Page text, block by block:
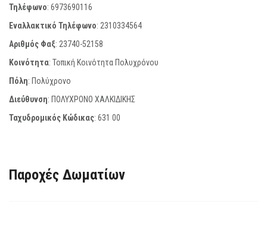
Τηλέφωνο: 6973690116
Εναλλακτικό Τηλέφωνο: 2310334564
Αριθμός Φαξ: 23740-52158
Κοινότητα: Τοπική Κοινότητα Πολυχρόνου
Πόλη: Πολύχρονο
Διεύθυνση: ΠΟΛΥΧΡΟΝΟ ΧΑΛΚΙΔΙΚΗΣ
Ταχυδρομικός Κώδικας: 631 00
Παροχές Δωματίων